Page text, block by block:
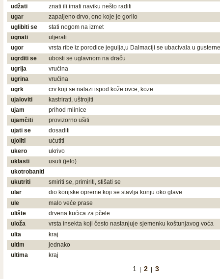
udžati
znati ili imati naviku nešto raditi
ugar
zapaljeno drvo, ono koje je gorilo
uglibiti se
stati nogom na izmet
ugnati
utjerati
ugor
vrsta ribe iz porodice jegulja,u Dalmaciji se ubacivala u
ugrditi se
ubosti se uglavnom na draču
ugrija
vrućina
ugrina
vrućina
ugrk
crv koji se nalazi ispod kože ovce, koze
ujaloviti
kastrirati, uštrojiti
ujam
prihod mlinice
ujamčiti
provizorno ušiti
ujati se
dosaditi
ujoliti
ućutiti
ukero
ukrivo
uklasti
usuti (jelo)
ukotrobaniti
ukutriti
smiriti se, primiriti, stišati se
ular
dio konjske opreme koji se stavlja konju oko glave
ule
malo veće prase
ulište
drvena kućica za pčele
uloža
vrsta insekta koji često nastanjuje sjemenku koštunjavog voća
ulta
kraj
ultim
jednako
ultima
kraj
1 2 3